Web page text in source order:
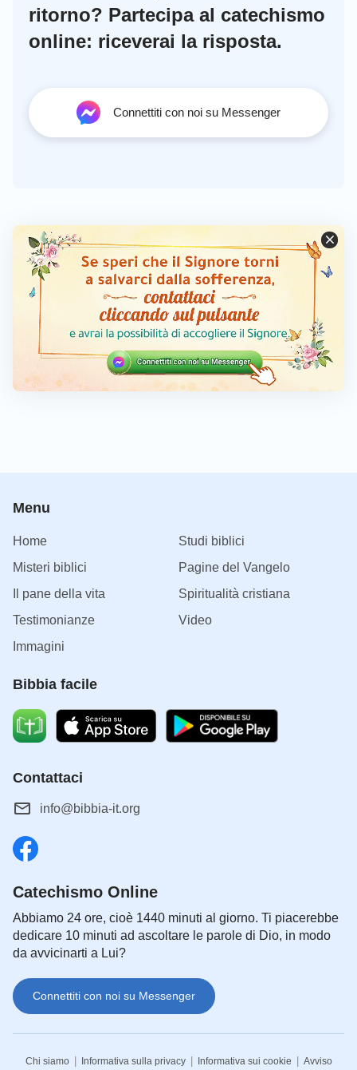
ritorno? Partecipa al catechismo
online: riceverai la risposta.
Connettiti con noi su Messenger
Menu
Home
Studi biblici
Misteri biblici
Pagine del Vangelo
Il pane della vita
Spiritualità cristiana
Testimonianze
Video
Immagini
Bibbia facile
Contattaci
info@bibbia-it.org
Catechismo Online
Abbiamo 24 ore, cioè 1440 minuti al giorno. Ti piacerebbe
dedicare 10 minuti ad ascoltare le parole di Dio, in modo
da avvicinarti a Lui?
Connettiti con noi su Messenger
Chi siamo | Informativa sulla privacy | Informativa sui cookie | Avviso